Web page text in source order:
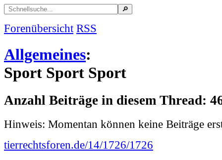
Forenübersicht RSS
Allgemeines:
Sport Sport Sport
Anzahl Beiträge in diesem Thread:
Hinweis: Momentan können keine Beiträge
tierrechtsforen.de/14/1726/1726